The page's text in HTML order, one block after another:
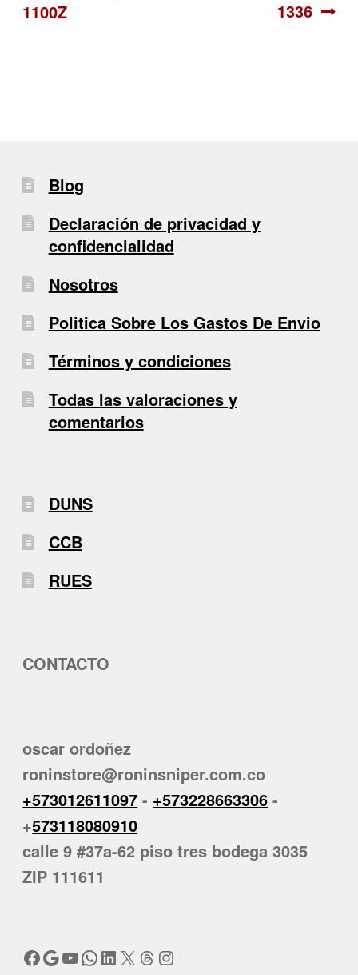
de
1100Z
1336
Blog
Declaración de privacidad y
confidencialidad
Nosotros
Politica Sobre Los Gastos De Envio
Términos y condiciones
Todas las valoraciones y
comentarios
DUNS
CCB
RUES
CONTACTO
oscar ordoñez
roninstore@roninsniper.com.co
+573012611097 - +573228663306 -
+573118080910
calle 9 #37a-62 piso tres bodega 3035
ZIP 111611
Facebook
Google
YouTube
WhatsApp
LinkedIn
X Threads
Instagram